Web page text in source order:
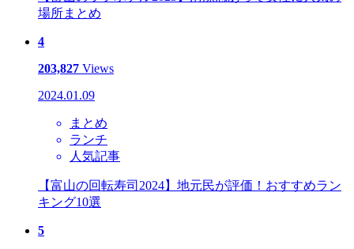
場所まとめ
4
203,827 Views
2024.01.09
まとめ
ランチ
人気記事
【富山の回転寿司2024】地元民が評価！おすすめラン
キング10選
5